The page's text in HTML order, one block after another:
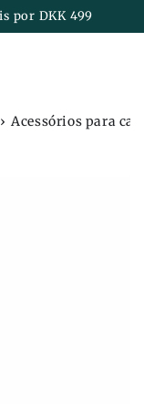
por DKK 499
› Acessórios para